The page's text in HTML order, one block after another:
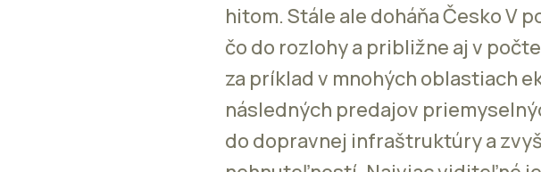
hitom. Stále ale doháňa Česko V
čo do rozlohy a približne aj v
za príklad v mnohých oblastiach
následných predajov
do dopravnej infraštruktúry a